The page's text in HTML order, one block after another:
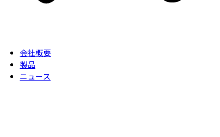
会社概要
製品
ニュース